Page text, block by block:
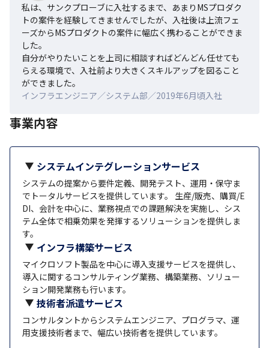
私は、サンクプローブに入社するまで、あまりMSプロダク
トの案件を経験してきませんでしたが、入社後は上流フェ
ーズからMSプロダクトの案件に幅広く携わることができま
した。
自分がやりたいことを上司に相談すればどんどん任せても
らえる環境で、入社前より大きくスキルアップを図ること
ができました。
インフラエンジニア／システム部／2019年6月頃入社
事業内容
システムインテグレーションサービス
システムの提案から要件定義、開発テスト、運用・保守ま
でトータルサービスを提供しています。 生産/販売、購買/E
DI、会計を中心に、業務視点での課題解決を実施し、シス
テム全体で相乗効果を発揮するソリューションを提供しま
す。
インフラ構築サービス
マイクロソフト製品を中心に導入支援サービスを提供し、
導入に関するコンサルティング業務、構築業務、ソリュー
ション開発業務も行います。
技術者派遣サービス
コンサルタントからシステムエンジニア、プログラマ、運
用支援技術者まで、幅広い技術者を提供しています。